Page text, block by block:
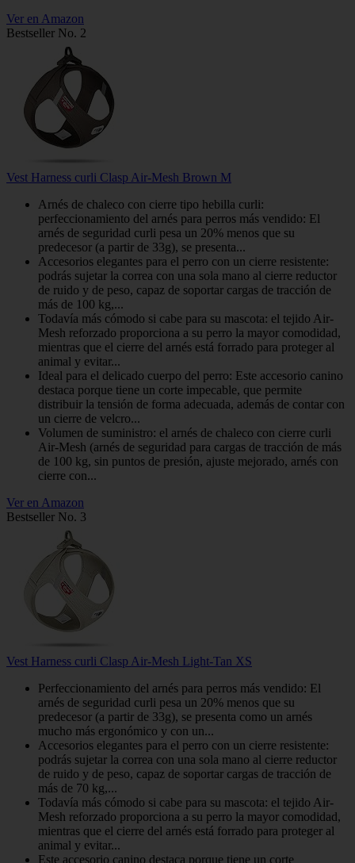
Ver en Amazon
Bestseller No. 2
Vest Harness curli Clasp Air-Mesh Brown M
Arnés de chaleco con cierre tipo hebilla curli:
perfeccionamiento del arnés para perros más vendido: El
arnés de seguridad curli pesa un 20% menos que su
predecesor (a partir de 33g), se presenta...
Accesorios elegantes para el perro con un cierre resistente:
podrás sujetar la correa con una sola mano al cierre reductor
de ruido y de peso, capaz de soportar cargas de tracción de
más de 100 kg,...
Todavía más cómodo si cabe para su mascota: el tejido Air-
Mesh reforzado proporciona a su perro la mayor comodidad,
mientras que el cierre del arnés está forrado para proteger al
animal y evitar...
Ideal para el delicado cuerpo del perro: Este accesorio canino
destaca porque tiene un corte impecable, que permite
distribuir la tensión de forma adecuada, además de contar con
un cierre de velcro...
Volumen de suministro: el arnés de chaleco con cierre curli
Air-Mesh (arnés de seguridad para cargas de tracción de más
de 100 kg, sin puntos de presión, ajuste mejorado, arnés con
cierre con...
Ver en Amazon
Bestseller No. 3
Vest Harness curli Clasp Air-Mesh Light-Tan XS
Perfeccionamiento del arnés para perros más vendido: El
arnés de seguridad curli pesa un 20% menos que su
predecesor (a partir de 33g), se presenta como un arnés
mucho más ergonómico y con un...
Accesorios elegantes para el perro con un cierre resistente:
podrás sujetar la correa con una sola mano al cierre reductor
de ruido y de peso, capaz de soportar cargas de tracción de
más de 70 kg,...
Todavía más cómodo si cabe para su mascota: el tejido Air-
Mesh reforzado proporciona a su perro la mayor comodidad,
mientras que el cierre del arnés está forrado para proteger al
animal y evitar...
Este accesorio canino destaca porque tiene un corte